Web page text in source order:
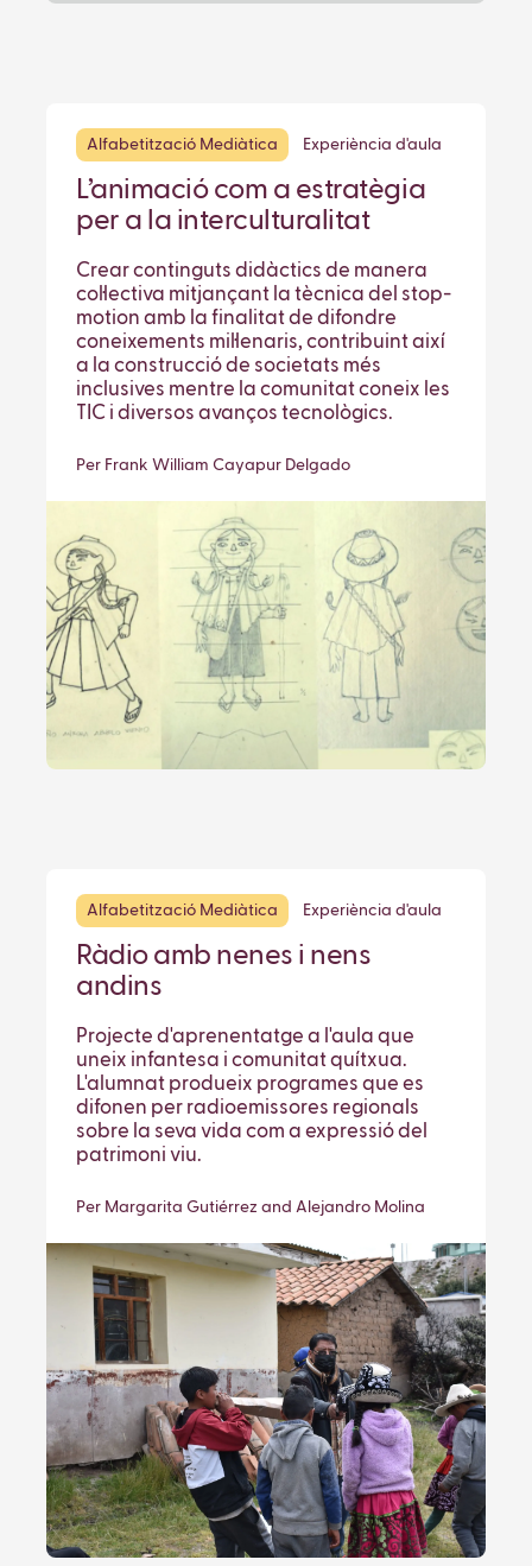
Alfabetització Mediàtica Experiència d'aula
L’animació com a estratègia
per a la interculturalitat
Crear continguts didàctics de manera
col·lectiva mitjançant la tècnica del stop-
motion amb la finalitat de difondre
coneixements mil·lenaris, contribuint així
a la construcció de societats més
inclusives mentre la comunitat coneix les
TIC i diversos avanços tecnològics.
Per Frank William Cayapur Delgado
Alfabetització Mediàtica Experiència d'aula
Ràdio amb nenes i nens
andins
Projecte d'aprenentatge a l'aula que
uneix infantesa i comunitat quítxua.
L'alumnat produeix programes que es
difonen per radioemissores regionals
sobre la seva vida com a expressió del
patrimoni viu.
Per Margarita Gutiérrez and Alejandro Molina